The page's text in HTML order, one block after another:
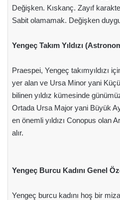
Değişken. Kıskanç. Zayıf
Sabit olamamak. Değişken
Yengeç Takım Yıldızı
Praespei, Yengeç takımyıldızı
yer alan ve Ursa Minor yani
bilinen yıldız kümesinde
Ortada Ursa Major yani Büyük
en önemli yıldızı Conopus olan
alır.
Yengeç Burcu Kadını Genel
Yengeç burcu kadını hoş bir